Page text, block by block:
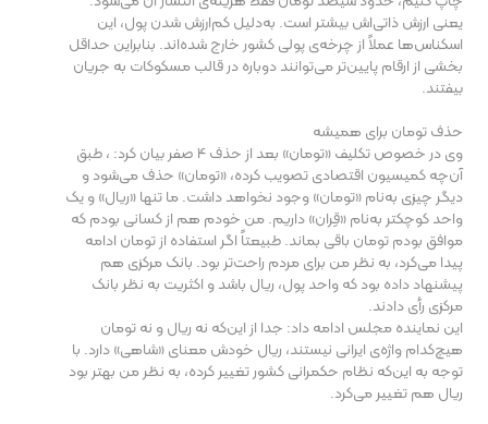
یعنی ارزش ذاتی‌اش بیشتر است. به‌دلیل کم‌ارزش شدن پول، این
اسکناس‌ها عملاً از چرخه‌ی پولی کشور خارج شده‌اند. بنابراین حداقل
بخشی از ارقام پایین‌تر می‌توانند دوباره در قالب مسکوکات به جریان
بیفتند.
حذف تومان برای همیشه
وی در خصوص تکلیف «تومان» بعد از حذف 4 صفر بیان کرد: ، طبق
آن‌چه کمیسیون اقتصادی تصویب کرده، «تومان» حذف می‌شود و
دیگر چیزی به‌نام «تومان» وجود نخواهد داشت. ما تنها «ریال» و یک
واحد کوچکتر به‌نام «قِران» داریم. من خودم هم از کسانی بودم که
موافق بودم تومان باقی بماند. طبیعتاً اگر استفاده از تومان ادامه
پیدا می‌کرد، به نظر من برای مردم راحت‌تر بود. بانک مرکزی هم
پیشنهاد داده بود که واحد پول، ریال باشد و اکثریت به نظر بانک
مرکزی رأی دادند.
این نماینده مجلس ادامه داد: جدا از این‌که نه ریال و نه تومان
هیچ‌کدام واژه‌ی ایرانی نیستند، ریال خودش معنای «شاهی» دارد. با
توجه به این‌که نظام حکمرانی کشور تغییر کرده، به نظر من بهتر بود
ریال هم تغییر می‌کرد.